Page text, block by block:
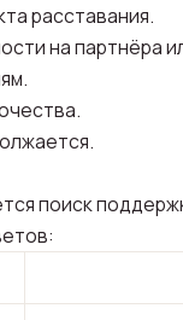
расставания.
на партнёра
поиск